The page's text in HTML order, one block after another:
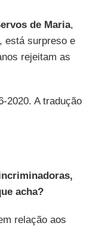
de Maria,
está surpreso e
rejeitam as
2020. A tradução
acha?
relação aos